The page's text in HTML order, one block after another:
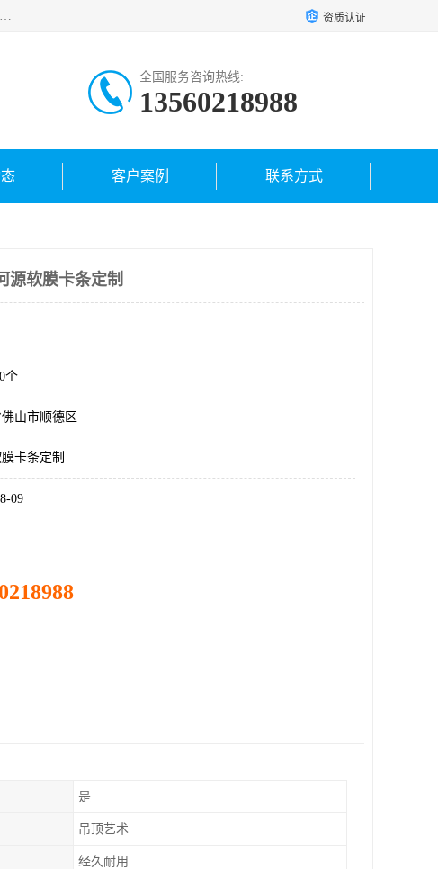
佛山朗鑫装饰工程有限公司主营软膜天花，软膜天花灯箱，卡布灯箱，张拉膜等产品，价格实惠，支持定制；公司专业装饰铺面，家居，会展特装，软膜等工程，技能精良人员，安装快、价格合理，质量保证、热诚与各方有识人士合作，欢迎新老客户来电咨询。 资质认证
全国服务咨询热线:
13560218988
客户案例 联系方式
源软膜卡条定制
个
山市顺德区
卡条定制
09
是
吊顶艺术
经久耐用